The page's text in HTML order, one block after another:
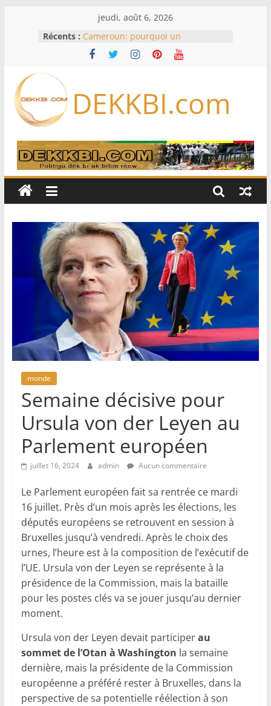
jeudi, août 6, 2026
Récents : Cameroun: pourquoi un
remaniement au sommet de
l’armée alors que Paul Biya est hors
logiciels écrits par l’IA, dominé par
Anthropic et OpenAI
Disney s’associe à TikTok pour tirer
davantage profit de ses univers
légendaires
France – Algérie: l’affaire Mehdi
policière contre le narcotrafic
DEKKBI.com
monde
Semaine décisive pour
Ursula von der Leyen au
Parlement européen
juillet 16, 2024 admin Aucun commentaire
Le Parlement européen fait sa rentrée ce mardi
16 juillet. Près d’un mois après les élections, les
députés européens se retrouvent en session à
Bruxelles jusqu’à vendredi. Après le choix des
urnes, l’heure est à la composition de l’exécutif de
l’UE. Ursula von der Leyen se représente à la
présidence de la Commission, mais la bataille
pour les postes clés va se jouer jusqu’au dernier
moment.
Ursula von der Leyen devait participerau
sommet de l’Otan à Washington la semaine
dernière, mais la présidente de la Commission
européenne a préféré rester à Bruxelles, dans la
perspective de sa potentielle réélection à son